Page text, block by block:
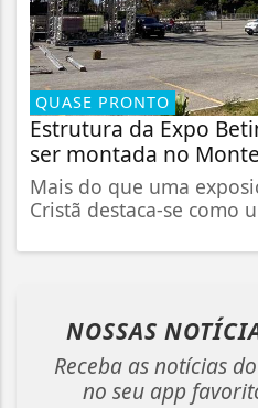
QUASE PRONTO
Estrutura da Expo
ser montada no
Mais do que uma
Cristã destaca-se como
NOSSAS
Receba as notícias
no seu app